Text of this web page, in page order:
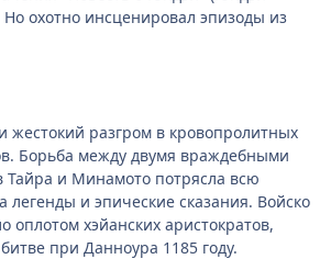
Но охотно инсценировал эпизоды из
жестокий разгром в кровопролитных
Борьба между двумя враждебными
Тайра и Минамото потрясла всю
и эпические сказания. Войско
оплотом хэйанских аристократов,
при Данноура 1185 году.